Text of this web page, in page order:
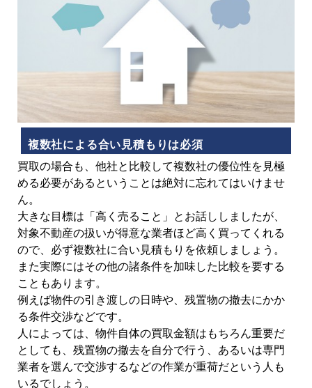
複数社による合い見積もりは必須
買取の場合も、他社と比較して複数社の優位性を見極
める必要があるということは絶対に忘れてはいけませ
ん。
大きな目標は「高く売ること」とお話ししましたが、
対象不動産の扱いが得意な業者ほど高く買ってくれる
ので、必ず複数社に合い見積もりを依頼しましょう。
また実際にはその他の諸条件を加味した比較を要する
こともあります。
例えば物件の引き渡しの日時や、残置物の撤去にかか
る条件交渉などです。
人によっては、物件自体の買取金額はもちろん重要だ
としても、残置物の撤去を自分で行う、あるいは専門
業者を選んで交渉するなどの作業が重荷だという人も
いるでしょう。